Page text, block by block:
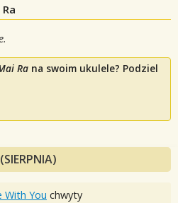
Ra na swoim ukulele? Podziel
With You chwyty